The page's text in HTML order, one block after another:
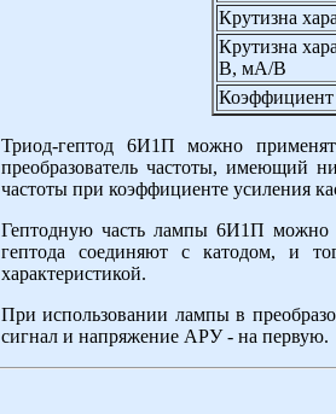
Крутизна
Крутизна
В, мА/В
Коэффициент
Триод-гептод 6И1П можно
преобразователь частоты, имеющий
частоты при коэффициенте усиления
Гептодную часть лампы 6И1П можно
гептода соединяют с катодом, и
характеристикой.
При использовании лампы в
сигнал и напряжение АРУ - на первую.